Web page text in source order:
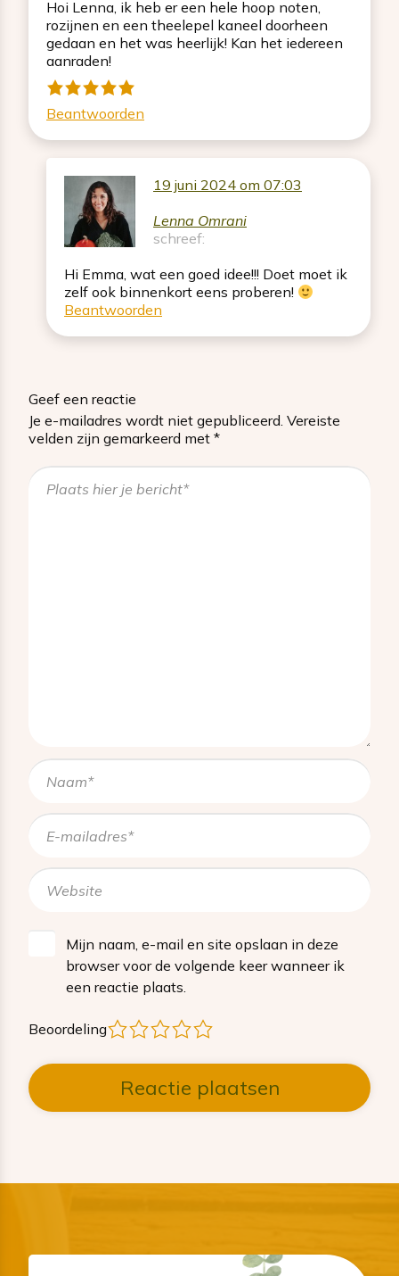
Hoi Lenna, ik heb er een hele hoop noten,
rozijnen en een theelepel kaneel doorheen
gedaan en het was heerlijk! Kan het iedereen
aanraden!
Beantwoorden
Lenna Omrani
schreef:
19 juni 2024 om 07:03
Hi Emma, wat een goed idee!!! Doet moet ik
zelf ook binnenkort eens proberen!
Beantwoorden
Geef een reactie
Je e-mailadres wordt niet gepubliceerd. Vereiste
velden zijn gemarkeerd met *
Mijn naam, e-mail en site opslaan in deze
browser voor de volgende keer wanneer ik
een reactie plaats.
Beoordeling 4
3
2
1